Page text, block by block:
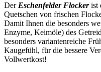
Der Eschenfelder Flockerist
Quetschen von frischen
Damit Ihnen die besonders
Enzyme, Keimöle) des
besonders variantenreiche
Kaugefühl, für die bessere
Vollwertkost!